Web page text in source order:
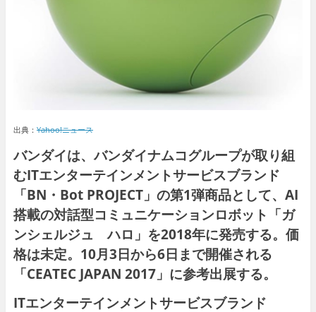
出典： Yahoo!ニュース
バンダイは、バンダイナムコグループが取り組
むITエンターテインメントサービスブランド
「BN・Bot PROJECT」の第1弾商品として、AI
搭載の対話型コミュニケーションロボット「ガ
ンシェルジュ ハロ」を2018年に発売する。価
格は未定。10月3日から6日まで開催される
「CEATEC JAPAN 2017」に参考出展する。
ITエンターテインメントサービスブランド